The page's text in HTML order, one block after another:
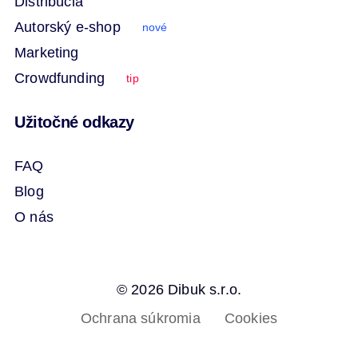
Autorský e-shop
nové
Marketing
Crowdfunding
tip
Užitočné odkazy
FAQ
Blog
O nás
© 2026 Dibuk s.r.o.
Ochrana súkromia
Cookies